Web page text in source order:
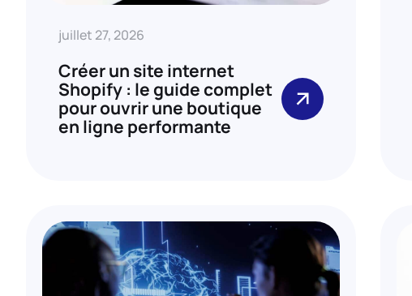
juillet 27, 2026
Créer un site internet
Shopify : le guide complet
pour ouvrir une boutique
en ligne performante